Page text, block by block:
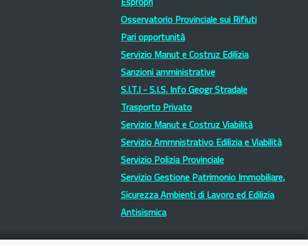
Espropri
Osservatorio Provinciale sui Rifiuti
Pari opportunità
Servizio Manut e Costruz Edilizia
Sanzioni amministrative
S.I.T.I - S.I.S. Info Geogr Stradale
Trasporto Privato
Servizio Manut e Costruz Viabilità
Servizio Ammnistrativo Edilizia e Viabilità
Servizio Polizia Provinciale
Servizio Gestione Patrimonio Immobiliare,
Sicurezza Ambienti di Lavoro ed Edilizia
Antisismica